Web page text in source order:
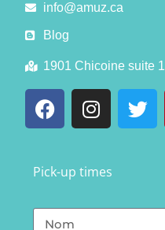
info@amuz.ca
Blog
1901 Chicoine suite
Pick-up times